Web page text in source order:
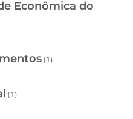
Econômica do
(1)
(1)